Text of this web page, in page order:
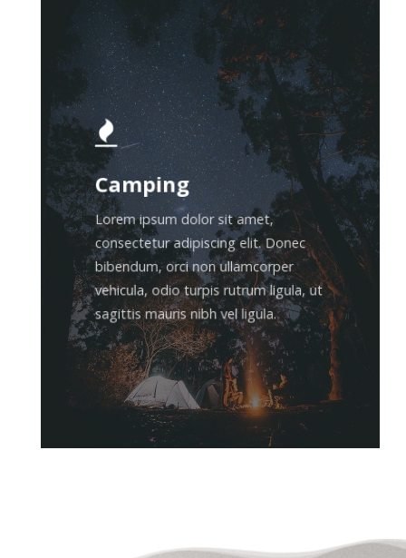
Camping
Lorem ipsum dolor sit amet,
consectetur adipiscing elit. Donec
bibendum, orci non ullamcorper
vehicula, odio turpis rutrum ligula, ut
sagittis mauris nibh vel ligula.